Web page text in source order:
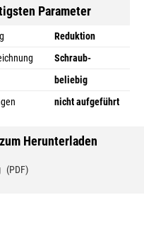
Parameter
Reduktion
Schraub-
beliebig
nicht aufgeführt
Herunterladen
(PDF)